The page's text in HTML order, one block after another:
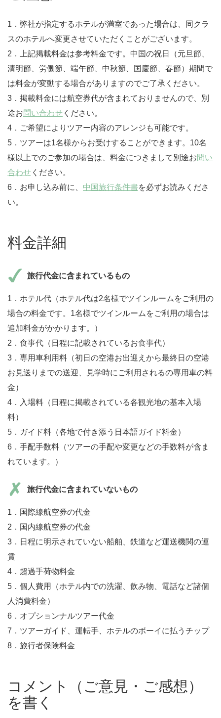
1．弊社が指定するホテルが満室であった場合は、同クラ
スのホテルへ変更させていただくことがございます。
2．上記掲載料金は参考料金です。中国の祝日（元旦節、
清明節、労働節、端午節、中秋節、国慶節、春節）期間で
は料金が変動する場合がありますのでご了承ください。
3．掲載料金には航空券代が含まれておりませんので、別
途お問い合わせ ください。
4．ご希望によりツアー内容のアレンジも可能です。
5．ツアーは1名様からお受けすることができます。10名
様以上でのご参加の場合は、料金につきまして別途お問い
合わせ ください。
6．お申し込み前に、 中国旅行条件書を必ずお読みくださ
い。
料金詳細
旅行代金に含まれているもの
1．ホテル代（ホテル代は2名様でツインルームをご利用の
場合の料金です。1名様でツインルームをご利用の場合は
追加料金がかかります。）
2．食事代（日程に記載されているお食事代）
3．専用車利用料（初日の空港お出迎えから最終日の空港
お見送りまでの送迎、見学時にご利用されるの専用車の料
金）
4．入場料（日程に掲載されている各観光地の基本入場
料）
5．ガイド料（各地で付き添う日本語ガイド料金）
6．手配手数料（ツアーの手配や変更などの手数料が含ま
れています。）
旅行代金に含まれていないもの
1．国際線航空券の代金
2．国内線航空券の代金
3．日程に明示されていない船舶、鉄道など運送機関の運
賃
4．超過手荷物料金
5．個人費用（ホテル内での洗濯、飲み物、電話など諸個
人消費料金）
6．オプションナルツアー代金
7．ツアーガイド、運転手、ホテルのボーイに払うチップ
8．旅行者保険料金
コメント（ご意見・ご感想）
を書く